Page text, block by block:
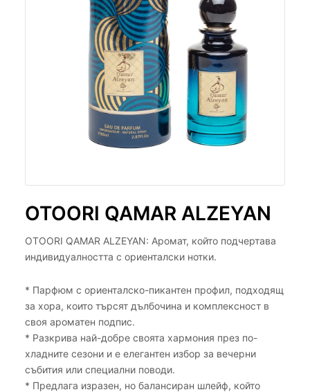
OTOORI QAMAR ALZEYAN
OTOORI QAMAR ALZEYAN: Аромат, който подчертава
индивидуалността с ориенталски нотки.
* Парфюм с ориенталско-пикантен профил, подходящ
за хора, които търсят дълбочина и комплексност в
своя ароматен подпис.
* Разкрива най-добре своята хармония през по-
хладните сезони и е елегантен избор за вечерни
събития или специални поводи.
* Предлага изразен, но балансиран шлейф, който